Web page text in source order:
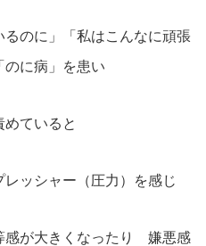
のに」「私はこんなに頑張
に病」を患い
ていると
ッシャー（圧力）を感じ
が大きくなったり 嫌悪感